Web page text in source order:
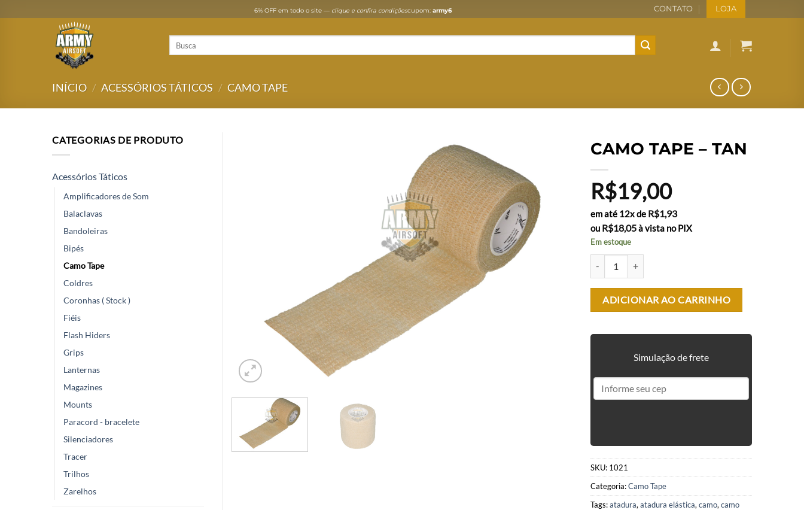
to
6% OFF em todo o site — clique e confira condiçõescupom:army6 CONTATO LOJA
INÍCIO / ACESSÓRIOS TÁTICOS / CAMO TAPE
CAMO TAPE – TAN
R$19,00
em até 12x de R$1,93
ou R$18,05à vista no PIX
Em estoque
ADICIONAR AO CARRINHO
Simulação de frete
SKU: 1021
Categoria:Camo Tape
Tags:atadura, atadura elástica, camo, camo
CATEGORIAS DE PRODUTO
Acessórios Táticos
Amplificadores de Som
Balaclavas
Bandoleiras
Bipés
Camo Tape
Coldres
Coronhas ( Stock )
Fiéis
Flash Hiders
Grips
Lanternas
Magazines
Mounts
Paracord - bracelete
Silenciadores
Tracer
Trilhos
Zarelhos